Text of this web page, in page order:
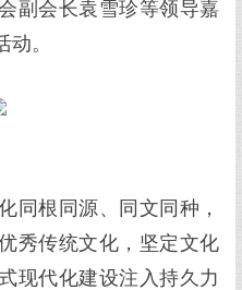
副会长袁雪珍等领导嘉
。
同根同源、同文同种，
秀传统文化，坚定文化
现代化建设注入持久力